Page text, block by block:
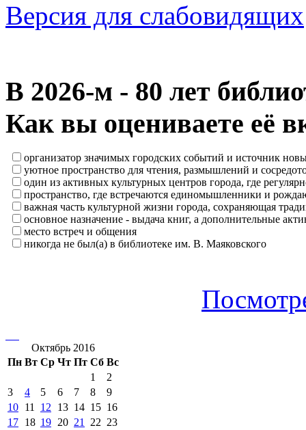
Версия для слабовидящих
В 2026‑м - 80 лет
Как вы оцениваете её
организатор значимых городских событий и источник
уютное пространство для чтения, размышлений и
один из активных культурных центров города, где
пространство, где встречаются единомышленники и
важная часть культурной жизни города, сохраняющая
основное назначение - выдача книг, а дополнительные
место встреч и общения
никогда не был(а) в библиотеке им. В. Маяковского
Октябрь 2016
Пн Вт Ср Чт Пт Сб Вс
1
2
3
4 5 6 7 8
9
10 11 12 13 14 15 16
17 18 19 20 21 22 23